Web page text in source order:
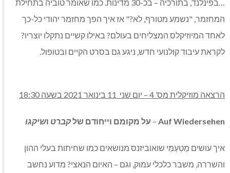
…בפינלנד, בתורכיה – בכ-30 מדינות. כמו שאומר טוביה בתחילת
המחזמר, "נשמע מטורף, לא?" אז איך הפך מחזמר יהודי כל-כך
לאחד המיוזיקלס המצליחים בעולם? באילו קשיים נתקלו יוצריו?
לקראת עיבוד קולנועי חדש, ניגע גם בסרט הקיים ובטופול.
הרצאה מוזיקלית מס’ 4 – יום שני 11 בינואר 2021 בשעה 18:30
Auf Wiedersehen
– על מקומם וייחודם שלקברט ושיקגו
איך עושים מַטְעַמֵי שואוביזנס מנושאים כמו שחיתות בעלי ההון
והשררה, משבר כלכלי עמוק, וגם – האיום הנאצי? מדוע נחשב